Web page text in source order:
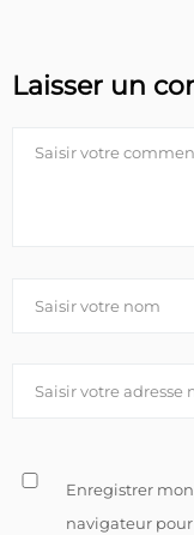
Laisser un
Enregistrer
navigateur